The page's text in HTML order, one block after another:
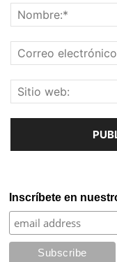
Inscríbete en